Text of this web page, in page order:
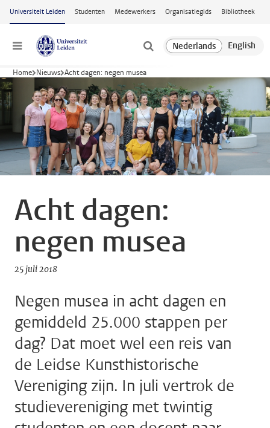
Ga naar hoofdinhoud
Universiteit Leiden Studenten Medewerkers Organisatiegids Bibliotheek
Menu
Home Nieuws Acht dagen: negen musea
Acht dagen:
negen musea
25 juli 2018
Negen musea in acht dagen en
gemiddeld 25.000 stappen per
dag? Dat moet wel een reis van
de Leidse Kunsthistorische
Vereniging zijn. In juli vertrok de
studievereniging met twintig